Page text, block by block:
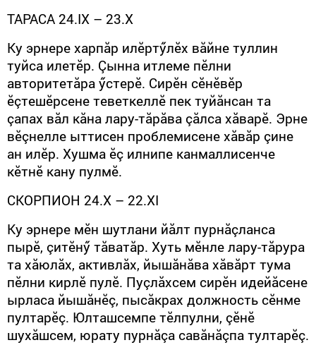
ТАРАСА 24.IX – 23.X
Ку эрнере харпăр илӗртӳлӗх вăйне туллин
туйса илетӗр. Çынна итлеме пӗлни
авторитетăра ӳстерӗ. Сирӗн сӗнӗвӗр
ӗçтешӗрсене теветкеллӗ пек туйăнсан та
çапах вăл кăна лару-тăрăва çăлса хăварӗ. Эрне
вӗçнелле ыттисен проблемисене хăвăр çине
ан илӗр. Хушма ӗç илнипе канмаллисенче
кӗтнӗ кану пулмӗ.
СКОРПИОН 24.X – 22.XI
Ку эрнере мӗн шутлани йăлт пурнăçланса
пырӗ, çитӗнӳ тăватăр. Хуть мӗнле лару-тăрура
та хăюлăх, активлăх, йышăнăва хăвăрт тума
пӗлни кирлӗ пулӗ. Пуçлăхсем сирӗн идейăсене
ырласа йышăнӗç, пысăкрах должность сӗнме
пултарӗç. Юлташсемпе тӗлпулни, çӗнӗ
шухăшсем, юрату пурнăçа савăнăçпа тултарӗç.